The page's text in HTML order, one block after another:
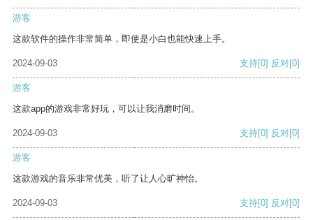
游客
这款软件的操作非常简单，即使是小白也能快速上手。
2024-09-03 支持[0] 反对[0]
游客
这款app的游戏非常好玩，可以让我消磨时间。
2024-09-03 支持[0] 反对[0]
游客
这款游戏的音乐非常优美，听了让人心旷神怡。
2024-09-03 支持[0] 反对[0]